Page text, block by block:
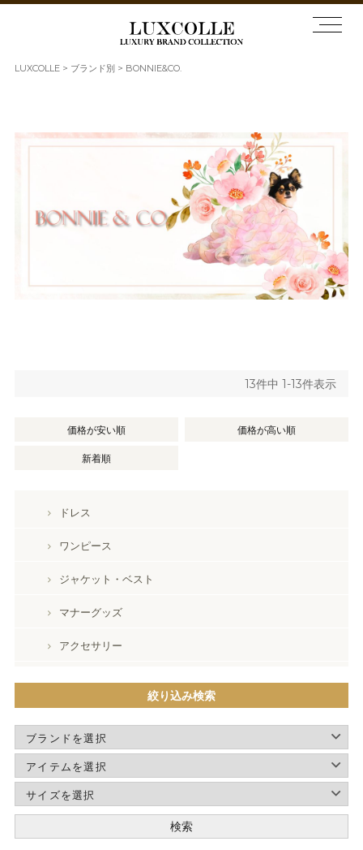
LUXCOLLE ブランド別 BONNIE&CO.
価格が安い順 価格が高い順
新着順
13件中 1-13件表示
ドレス
ワンピース
ジャケット・ベスト
マナーグッズ
アクセサリー
絞り込み検索
検索